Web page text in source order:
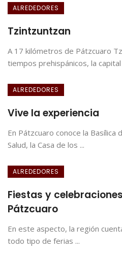
ALREDEDORES
Tzintzuntzan
A 17 kilómetros de Pátzcuaro
tiempos prehispánicos, la capital
ALREDEDORES
Vive la experiencia
En Pátzcuaro conoce la Basílica
Salud, la Casa de los ...
ALREDEDORES
Fiestas y
Pátzcuaro
En este aspecto, la región
todo tipo de ferias ...